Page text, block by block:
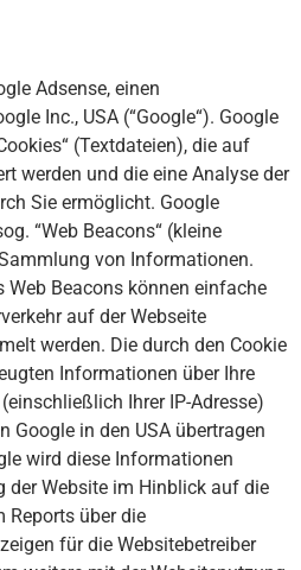
Adsense, einen
Inc., USA (“Google“). Google
(Textdateien), die auf
werden und die eine Analyse der
Sie ermöglicht. Google
“Web Beacons“ (kleine
von Informationen.
Web Beacons können einfache
auf der Webseite
werden. Die durch den Cookie
Informationen über Ihre
Ihrer IP-Adresse)
Google in den USA übertragen
wird diese Informationen
der Website im Hinblick auf die
Reports über die
für die Websitebetreiber